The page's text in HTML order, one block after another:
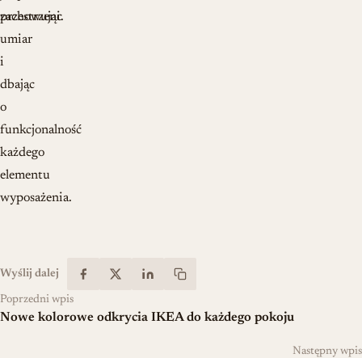
przestrzeni.
zachowując
umiar
i
dbając
o
funkcjonalność
każdego
elementu
wyposażenia.
Wyślij dalej
Poprzedni wpis
Nowe kolorowe odkrycia IKEA do każdego pokoju
Następny wpis